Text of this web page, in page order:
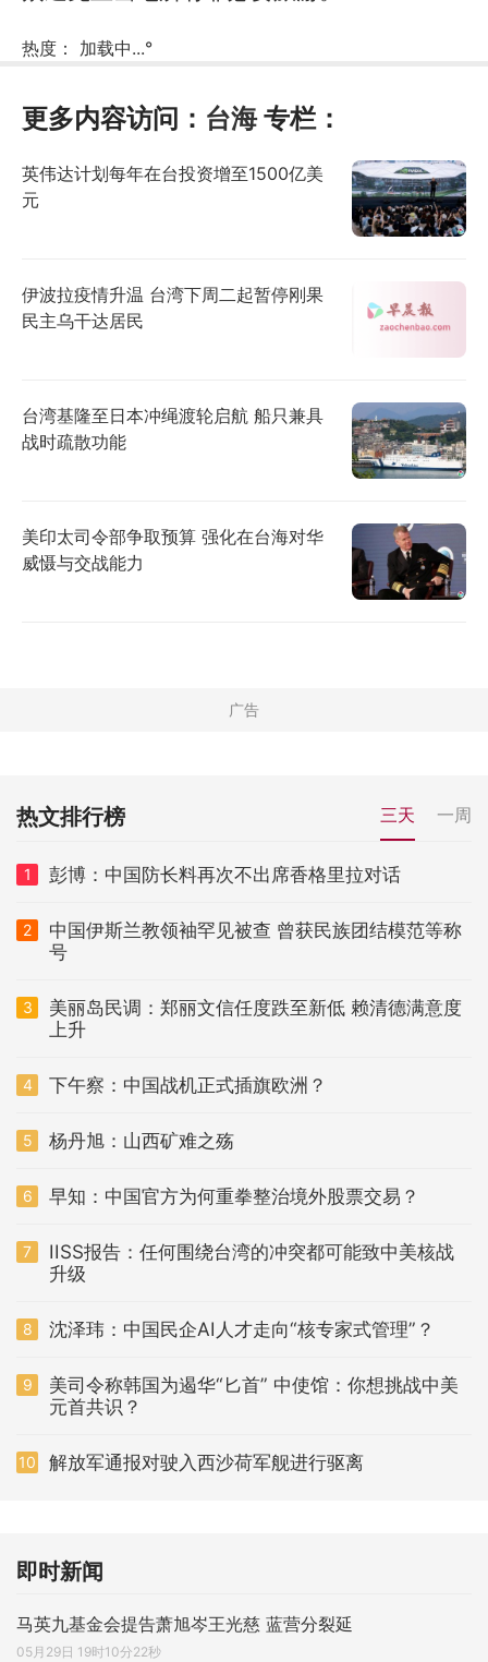
热度： 加载中...°
更多内容访问： 台海专栏：
英伟达计划每年在台投资增至1500亿美
元
伊波拉疫情升温 台湾下周二起暂停刚果
民主乌干达居民
台湾基隆至日本冲绳渡轮启航 船只兼具
战时疏散功能
美印太司令部争取预算 强化在台海对华
威慑与交战能力
热文排行榜 三天 一周
1 彭博：中国防长料再次不出席香格里拉对话
2
中国伊斯兰教领袖罕见被查 曾获民族团结模范等称
号
3
美丽岛民调：郑丽文信任度跌至新低 赖清德满意度
上升
4 下午察：中国战机正式插旗欧洲？
5 杨丹旭：山西矿难之殇
6 早知：中国官方为何重拳整治境外股票交易？
7
IISS报告：任何围绕台湾的冲突都可能致中美核战
升级
8 沈泽玮：中国民企AI人才走向“核专家式管理”？
9
美司令称韩国为遏华“匕首” 中使馆：你想挑战中美
元首共识？
10 解放军通报对驶入西沙荷军舰进行驱离
即时新闻
马英九基金会提告萧旭岑王光慈 蓝营分裂延
05月29日 19时10分22秒